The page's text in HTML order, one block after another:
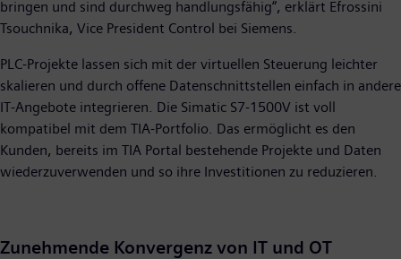
bringen und sind durchweg handlungsfähig“, erklärt Efrossini
Tsouchnika, Vice President Control bei Siemens.
PLC-Projekte lassen sich mit der virtuellen Steuerung leichter
skalieren und durch offene Datenschnittstellen einfach in andere
IT-Angebote integrieren. Die Simatic S7-1500V ist voll
kompatibel mit dem TIA-Portfolio. Das ermöglicht es den
Kunden, bereits im TIA Portal bestehende Projekte und Daten
wiederzuverwenden und so ihre Investitionen zu reduzieren.
Zunehmende Konvergenz von IT und OT